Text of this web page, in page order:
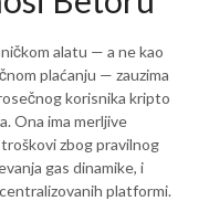
alatu — a ne kao
plaćanju — zauzima
korisnika kripto
Ona ima merljive
zbog pravilnog
gas dinamike, i
platformi.